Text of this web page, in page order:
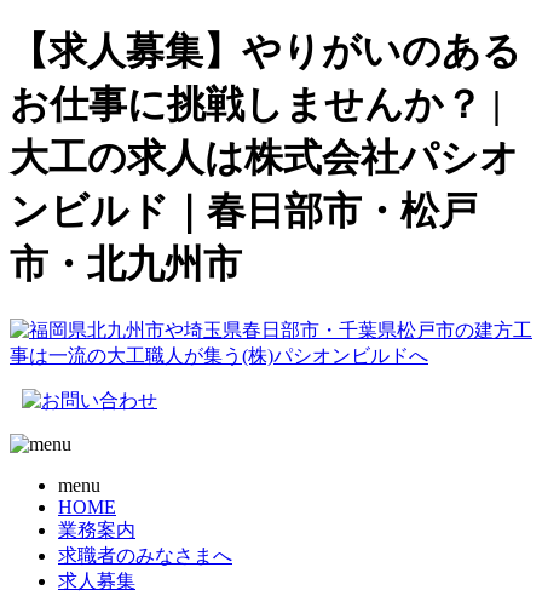
【求人募集】やりがいのある
お仕事に挑戦しませんか？ |
大工の求人は株式会社パシオ
ンビルド｜春日部市・松戸
市・北九州市
menu
HOME
業務案内
求職者のみなさまへ
求人募集